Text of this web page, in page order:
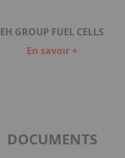
EH GROUP FUEL CELLS
En savoir +
DOCUMENTS